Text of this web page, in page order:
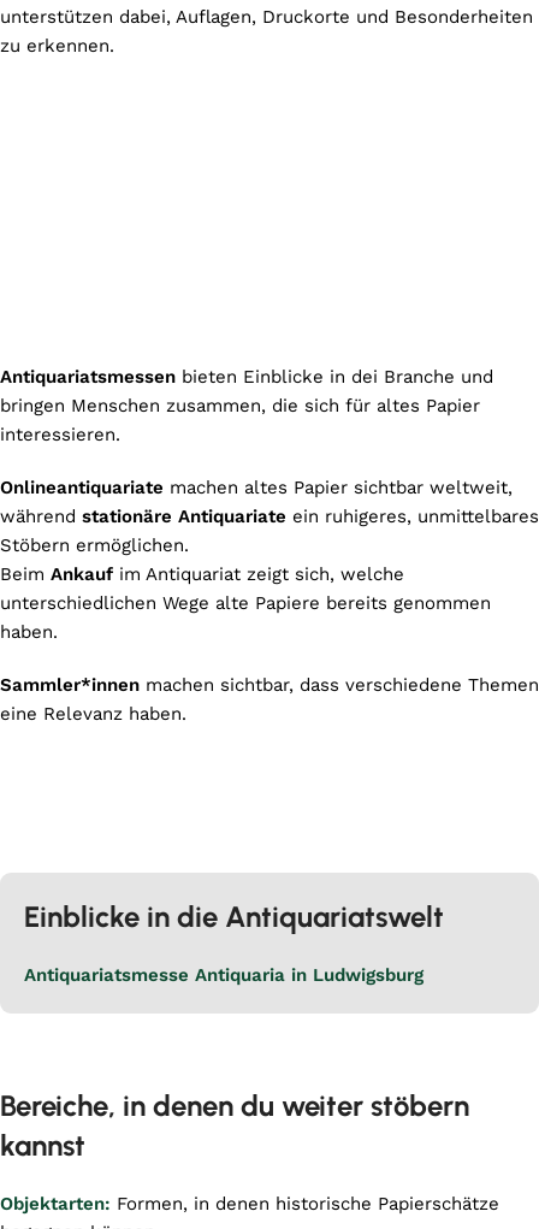
unterstützen dabei, Auflagen, Druckorte und Besonderheiten
zu erkennen.
Antiquariatsmessen bieten Einblicke in dei Branche und
bringen Menschen zusammen, die sich für altes Papier
interessieren.
Onlineantiquariate machen altes Papier sichtbar weltweit,
während stationäre Antiquariate ein ruhigeres, unmittelbares
Stöbern ermöglichen.
Beim Ankauf im Antiquariat zeigt sich, welche
unterschiedlichen Wege alte Papiere bereits genommen
haben.
Sammler*innen machen sichtbar, dass verschiedene Themen
eine Relevanz haben.
Einblicke in die Antiquariatswelt
Antiquariatsmesse Antiquaria in Ludwigsburg
Bereiche, in denen du weiter stöbern
kannst
Objektarten: Formen, in denen historische Papierschätze